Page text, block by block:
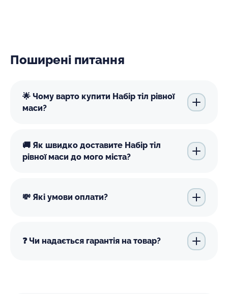
Поширені питання
🌟 Чому варто купити Набір тіл рівної
маси?
🚚 Як швидко доставите Набір тіл
рівної маси до мого міста?
💸 Які умови оплати?
❓ Чи надається гарантія на товар?